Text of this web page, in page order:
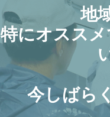
地
特にオスス
今しばら